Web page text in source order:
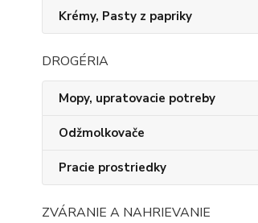
Krémy, Pasty z papriky
DROGÉRIA
Mopy, upratovacie potreby
Odžmolkovače
Pracie prostriedky
ZVÁRANIE A NAHRIEVANIE